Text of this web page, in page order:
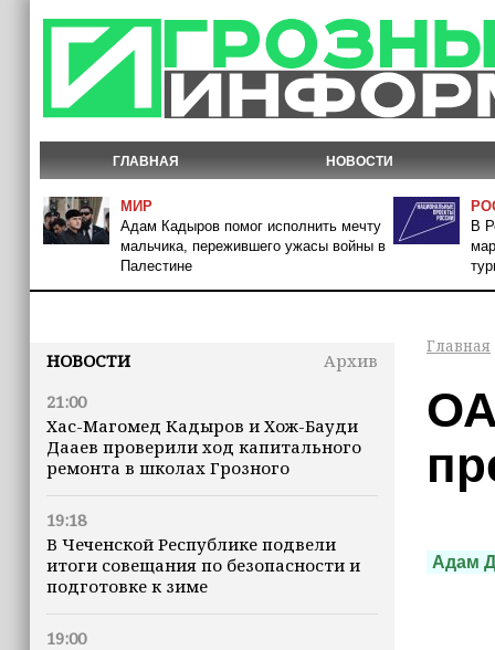
ГЛАВНАЯ НОВОСТИ
МИР
Адам Кадыров помог исполнить мечту
мальчика, пережившего ужасы войны в
Палестине
В
НОВОСТИ
Архив
21:00
Хас-Магомед Кадыров и Хож-Бауди
Дааев проверили ход капитального
ремонта в школах Грозного
19:18
В Чеченской Республике подвели
итоги совещания по безопасности и
подготовке к зиме
19:00
Главная
Адам